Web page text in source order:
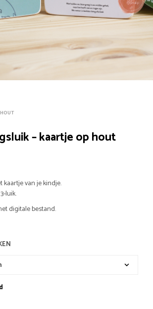
– kaartje op hout
van je kindje.
luik.
digitale bestand.